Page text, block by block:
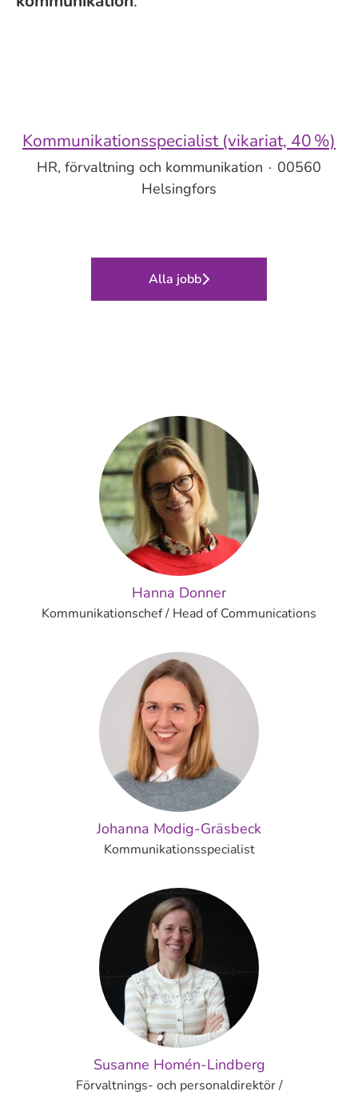
Kommunikationsspecialist (vikariat, 40 %)
HR, förvaltning och kommunikation · 00560
Helsingfors
Alla jobb
Hanna Donner
Kommunikationschef / Head of Communications
Johanna Modig-Gräsbeck
Kommunikationsspecialist
Susanne Homén-Lindberg
Förvaltnings- och personaldirektör /